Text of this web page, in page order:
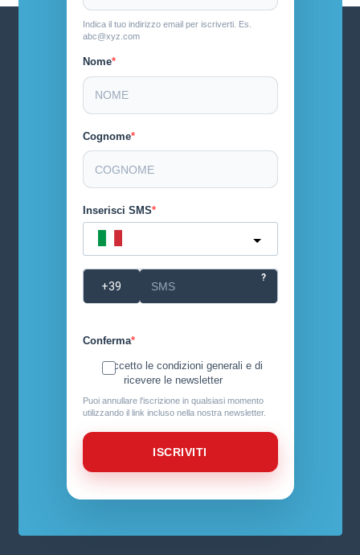
Indica il tuo indirizzo email per iscriverti. Es.
abc@xyz.com
Nome
Cognome
Inserisci SMS
?
Conferma
Accetto le condizioni generali e di
ricevere le newsletter
Puoi annullare l'iscrizione in qualsiasi momento
utilizzando il link incluso nella nostra newsletter.
ISCRIVITI